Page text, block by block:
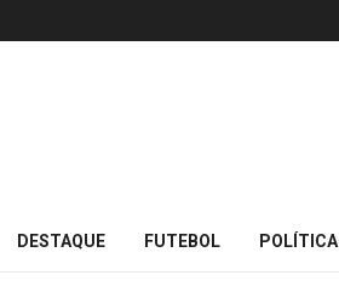
DESTAQUE FUTEBOL POLÍTICA